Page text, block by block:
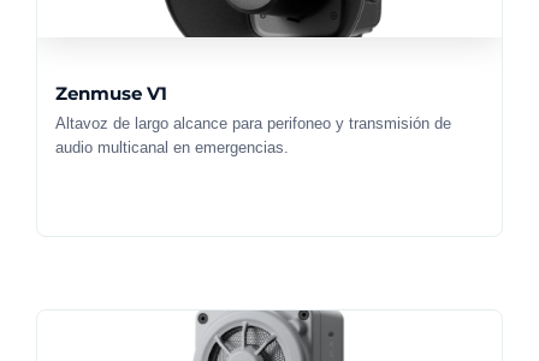
Zenmuse V1
Altavoz de largo alcance para perifoneo y transmisión de
audio multicanal en emergencias.